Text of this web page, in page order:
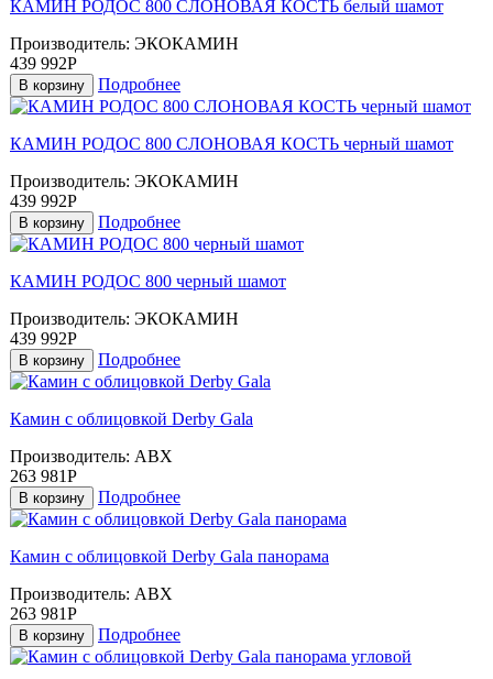
КАМИН РОДОС 800 СЛОНОВАЯ КОСТЬ белый шамот
Производитель: ЭКОКАМИН
439 992Р
В корзину Подробнее
КАМИН РОДОС 800 СЛОНОВАЯ КОСТЬ черный шамот
Производитель: ЭКОКАМИН
439 992Р
В корзину Подробнее
КАМИН РОДОС 800 черный шамот
Производитель: ЭКОКАМИН
439 992Р
В корзину Подробнее
Камин с облицовкой Derby Gala
Производитель: ABX
263 981Р
В корзину Подробнее
Камин с облицовкой Derby Gala панорама
Производитель: ABX
263 981Р
В корзину Подробнее